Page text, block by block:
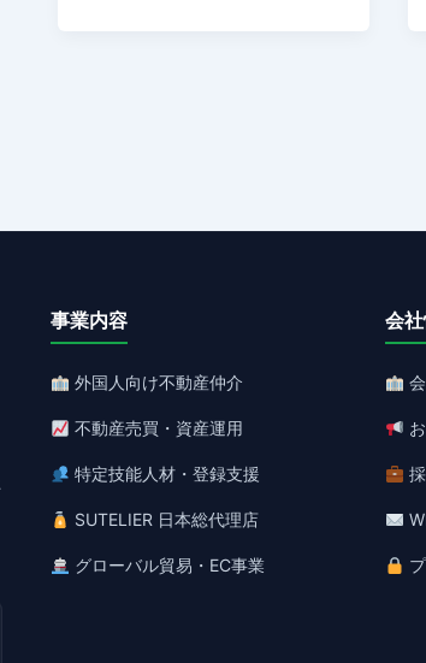
事業内容
外国人向け不動産仲介
不動産売買・資産運用
特定技能人材・登録支援
SUTELIER 日本総代理店
グローバル貿易・EC事業
会